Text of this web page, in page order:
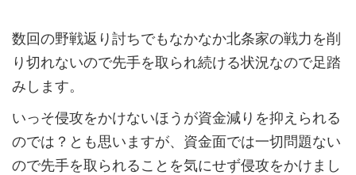
数回の野戦返り討ちでもなかなか北条家の戦力を削
り切れないので先手を取られ続ける状況なので足踏
みします。
いっそ侵攻をかけないほうが資金減りを抑えられる
のでは？とも思いますが、資金面では一切問題ない
ので先手を取られることを気にせず侵攻をかけまし